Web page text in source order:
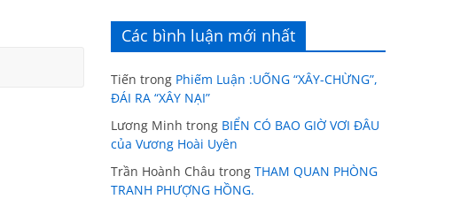
Các bình luận mới nhất
Tiến trong Phiếm Luận :UỐNG “XÂY-CHỪNG”,
ĐÁI RA “XÂY NẠI”
Lương Minh trong BIỂN CÓ BAO GIỜ VƠI ĐÂU
của Vương Hoài Uyên
Trần Hoành Châu trong THAM QUAN PHÒNG
TRANH PHƯỢNG HỒNG.